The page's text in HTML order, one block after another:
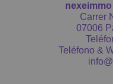
Carrer
07006
Teléfono &